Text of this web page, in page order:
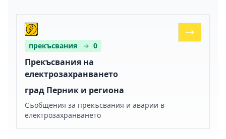
прекъсвания ➜ 0
Прекъсвания на
електрозахранването
град Перник и региона
Съобщения за прекъсвания и аварии в
електрозахранването